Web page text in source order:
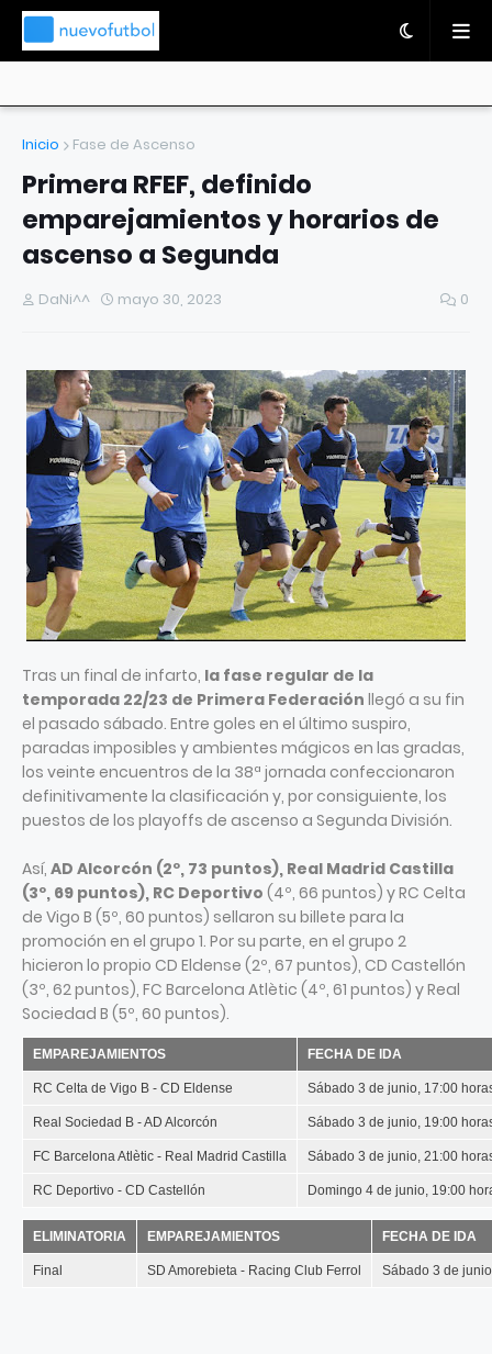
Inicio Fase de Ascenso
Primera RFEF, definido
emparejamientos y horarios de
ascenso a Segunda
DaNi^^ mayo 30, 2023 0
Tras un final de infarto, la fase regular de la
temporada 22/23 de Primera Federación llegó a su fin
el pasado sábado. Entre goles en el último suspiro,
paradas imposibles y ambientes mágicos en las gradas,
los veinte encuentros de la 38ª jornada confeccionaron
definitivamente la clasificación y, por consiguiente, los
puestos de los playoffs de ascenso a Segunda División.
Así, AD Alcorcón (2º, 73 puntos), Real Madrid Castilla
(3º, 69 puntos), RC Deportivo (4º, 66 puntos) y RC Celta
de Vigo B (5º, 60 puntos) sellaron su billete para la
promoción en el grupo 1. Por su parte, en el grupo 2
hicieron lo propio CD Eldense (2º, 67 puntos), CD Castellón
(3º, 62 puntos), FC Barcelona Atlètic (4º, 61 puntos) y Real
Sociedad B (5º, 60 puntos).
EMPAREJAMIENTOS FECHA DE IDA
RC Celta de Vigo B - CD Eldense Sábado 3 de junio, 17:00
Real Sociedad B - AD Alcorcón Sábado 3 de junio, 19:00
FC Barcelona Atlètic - Real Madrid Castilla Sábado 3 de junio, 21:00
RC Deportivo - CD Castellón Domingo 4 de junio, 19:00
ELIMINATORIA EMPAREJAMIENTOS FECHA DE IDA
Final SD Amorebieta - Racing Club Ferrol Sábado 3 de